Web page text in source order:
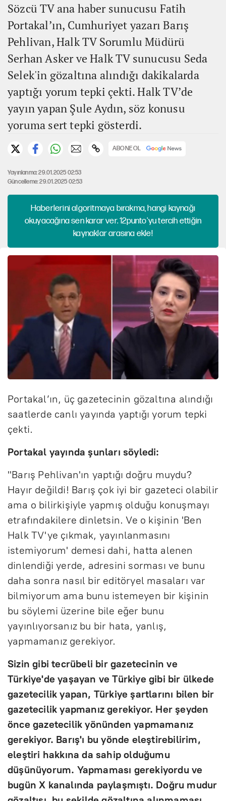
Sözcü TV ana haber sunucusu Fatih
Portakal’ın, Cumhuriyet yazarı Barış
Pehlivan, Halk TV Sorumlu Müdürü
Serhan Asker ve Halk TV sunucusu Seda
Selek'in gözaltına alındığı dakikalarda
yaptığı yorum tepki çekti. Halk TV’de
yayın yapan Şule Aydın, söz konusu
yoruma sert tepki gösterdi.
ABONE OL
Yayınlanma: 29.01.2025 02:53
Güncelleme: 29.01.2025 02:53
Haberlerini algoritmaya bırakma, hangi kaynağı
okuyacağına sen karar ver. 12punto'yu tercih ettiğin
kaynaklar arasına ekle!
Portakal’ın, üç gazetecinin gözaltına alındığı
saatlerde canlı yayında yaptığı yorum tepki
çekti.
Portakal yayında şunları söyledi:
"Barış Pehlivan'ın yaptığı doğru muydu?
Hayır değildi! Barış çok iyi bir gazeteci olabilir
ama o bilirkişiyle yapmış olduğu konuşmayı
etrafındakilere dinletsin. Ve o kişinin 'Ben
Halk TV'ye çıkmak, yayınlanmasını
istemiyorum' demesi dahi, hatta alenen
dinlendiği yerde, adresini sorması ve bunu
daha sonra nasıl bir editöryel masaları var
bilmiyorum ama bunu istemeyen bir kişinin
bu söylemi üzerine bile eğer bunu
yayınlıyorsanız bu bir hata, yanlış,
yapmamanız gerekiyor.
Sizin gibi tecrübeli bir gazetecinin ve
Türkiye'de yaşayan ve Türkiye gibi bir ülkede
gazetecilik yapan, Türkiye şartlarını bilen bir
gazetecilik yapmanız gerekiyor. Her şeyden
önce gazetecilik yönünden yapmamanız
gerekiyor. Barış'ı bu yönde eleştirebilirim,
eleştiri hakkına da sahip olduğumu
düşünüyorum. Yapmaması gerekiyordu ve
bugün X kanalında paylaşmıştı. Doğru mudur